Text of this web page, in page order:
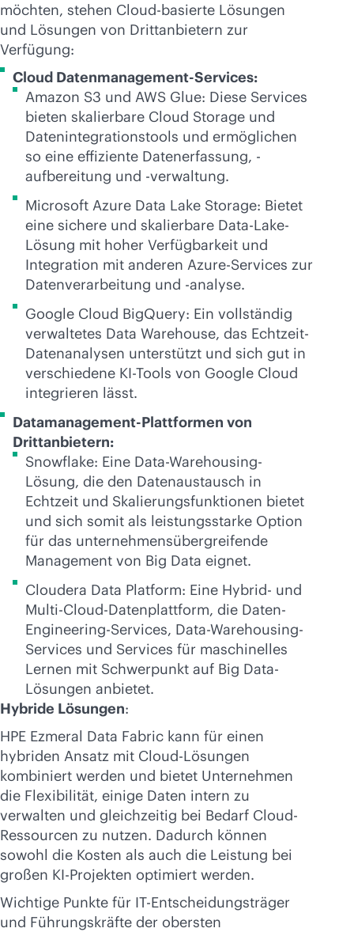
möchten, stehen Cloud-basierte Lösungen
und Lösungen von Drittanbietern zur
Verfügung:
Cloud Datenmanagement-Services:
Amazon S3 und AWS Glue: Diese Services
bieten skalierbare Cloud Storage und
Datenintegrationstools und ermöglichen
so eine effiziente Datenerfassung, -
aufbereitung und -verwaltung.
Microsoft Azure Data Lake Storage: Bietet
eine sichere und skalierbare Data-Lake-
Lösung mit hoher Verfügbarkeit und
Integration mit anderen Azure-Services zur
Datenverarbeitung und -analyse.
Google Cloud BigQuery: Ein vollständig
verwaltetes Data Warehouse, das Echtzeit-
Datenanalysen unterstützt und sich gut in
verschiedene KI-Tools von Google Cloud
integrieren lässt.
Datamanagement-Plattformen von
Drittanbietern:
Snowflake: Eine Data-Warehousing-
Lösung, die den Datenaustausch in
Echtzeit und Skalierungsfunktionen bietet
und sich somit als leistungsstarke Option
für das unternehmensübergreifende
Management von Big Data eignet.
Cloudera Data Platform: Eine Hybrid- und
Multi-Cloud-Datenplattform, die Daten-
Engineering-Services, Data-Warehousing-
Services und Services für maschinelles
Lernen mit Schwerpunkt auf Big Data-
Lösungen anbietet.
Hybride Lösungen:
HPE Ezmeral Data Fabric kann für einen
hybriden Ansatz mit Cloud-Lösungen
kombiniert werden und bietet Unternehmen
die Flexibilität, einige Daten intern zu
verwalten und gleichzeitig bei Bedarf Cloud-
Ressourcen zu nutzen. Dadurch können
sowohl die Kosten als auch die Leistung bei
großen KI-Projekten optimiert werden.
Wichtige Punkte für IT-Entscheidungsträger
und Führungskräfte der obersten